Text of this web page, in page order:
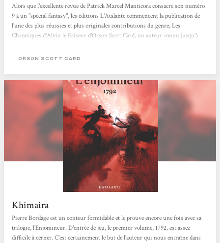
Alors que l'excellente revue de Patrick Marcel Manticora consacre son numéro
9 à un "spécial fantasy", les éditions L'Atalante commencent la publication de
l'une des plus réussies et plus originales contributions du genre, Les
Chroniques d'Alvin le Faiseur d'Orson Scott Card, un auteur connu jusqu'à
Trahison, La Stratégie Ender). Le premier volume du cyle, Le Septième Fils,
l'Amérique du Nord des premiers pionniers. Mais il ne s'agit pourtant...
ORSON SCOTT CARD
Khimaira
Pierre Bordage est un conteur formidable et le prouve encore une fois avec sa
trilogie, l'Enjomineur. D'entrée de jeu, le premier volume, 1792, est assez
difficile à cerner. C'est certainement le but de l'auteur qui nous entraîne dans